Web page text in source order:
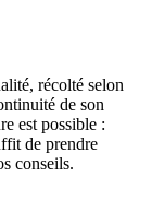
récolté selon
de son
est possible :
de prendre
conseils.